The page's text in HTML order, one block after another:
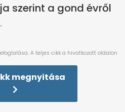
szerint a gond évről
megnyitása